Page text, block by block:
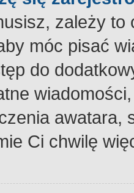
zależy
móc pisać
do
Ci chwilę